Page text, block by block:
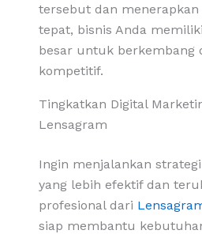
tersebut dan menerapkan
tepat, bisnis Anda
besar untuk berkembang
kompetitif.
Tingkatkan Digital
Lensagram
Ingin menjalankan
yang lebih efektif dan
profesional dari
siap membantu